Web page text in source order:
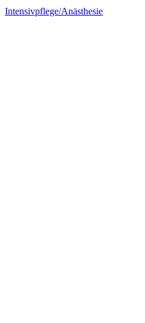
Intensivpflege/Anästhesie